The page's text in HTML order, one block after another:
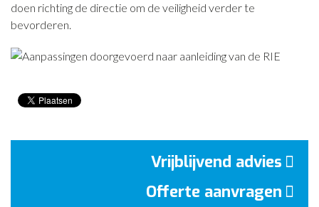
OFFERTE
NIEUWS
doen richting de directie om de veiligheid verder te
bevorderen.
Vrijblijvend advies
Offerte aanvragen